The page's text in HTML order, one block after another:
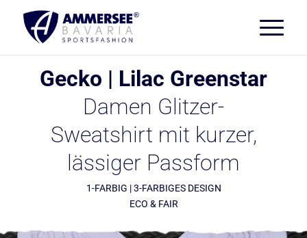
Gecko | Lilac Greenstar
Damen Glitzer-
Sweatshirt mit kurzer,
lässiger Passform
1-FARBIG | 3-FARBIGES DESIGN
ECO & FAIR